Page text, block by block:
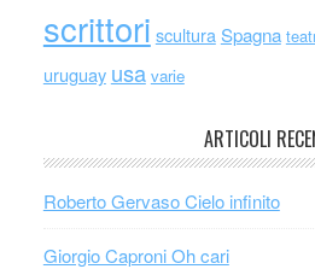
scrittori scultura Spagna
uruguay usa varie
ARTICOLI
Roberto Gervaso Cielo infinito
Giorgio Caproni Oh cari